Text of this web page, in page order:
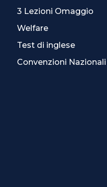
3 Lezioni Omaggio
Welfare
Test di inglese
Convenzioni Nazionali